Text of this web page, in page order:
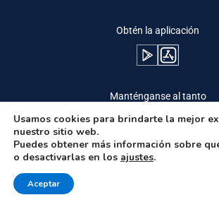
Obtén la aplicación
Manténganse al tanto
Usamos cookies para brindarte la mejor
nuestro sitio web.
Puedes obtener más información sobre
o desactivarlas en los ajustes.
Aceptar